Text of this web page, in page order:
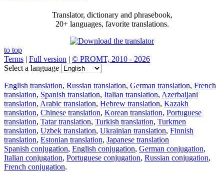
Translator, dictionary and phrasebook,
20+ languages, favorite translations.
to top
Terms | Full version | © PROMT, 2010 - 2026
Select a language
English translation, Russian translation, German translation, French
translation, Spanish translation, Italian translation, Azerbaijani
translation, Arabic translation, Hebrew translation, Kazakh
translation, Chinese translation, Korean translation, Portuguese
translation, Tatar translation, Turkish translation, Turkmen
translation, Uzbek translation, Ukrainian translation, Finnish
translation, Estonian translation, Japanese translation
Spanish conjugation, English conjugation, German conjugation,
Italian conjugation, Portuguese conjugation, Russian conjugation,
French conjugation.